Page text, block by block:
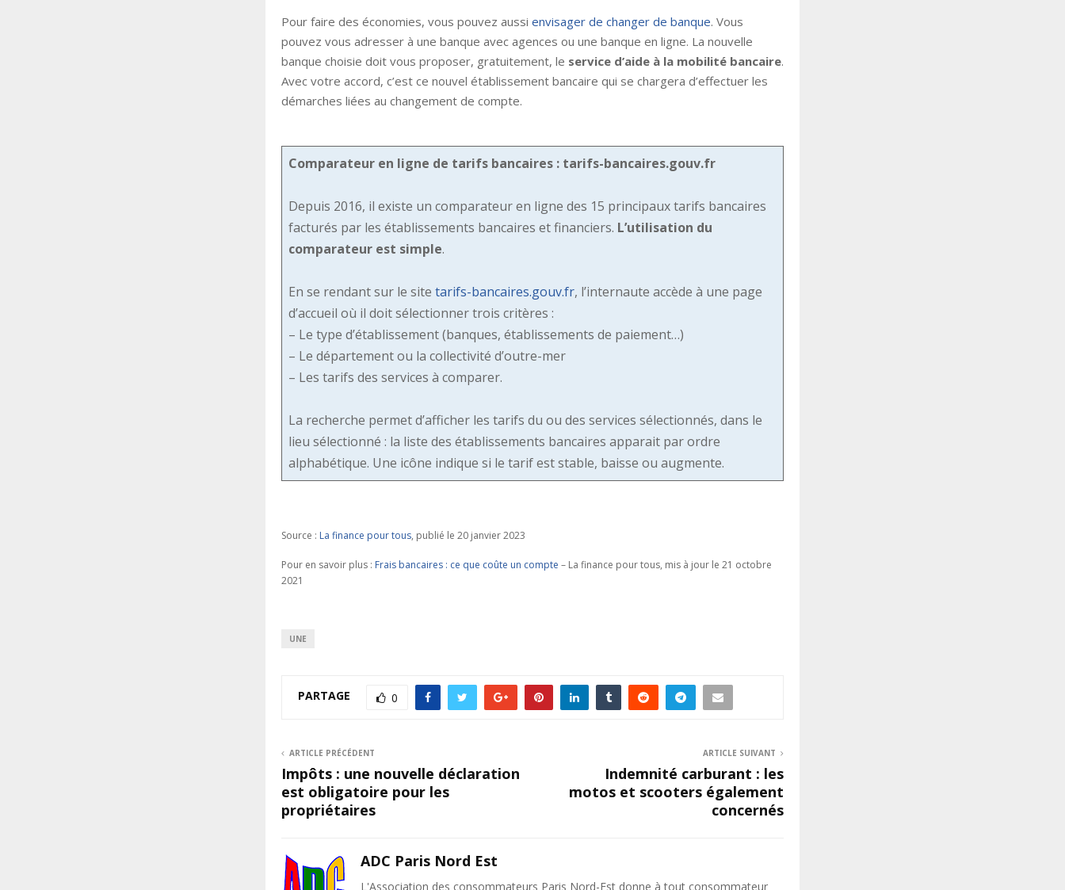
Pour faire des économies, vous pouvez aussi envisager de changer de banque. Vous
pouvez vous adresser à une banque avec agences ou une banque en ligne. La nouvelle
banque choisie doit vous proposer, gratuitement, le service d’aide à la mobilité bancaire.
Avec votre accord, c’est ce nouvel établissement bancaire qui se chargera d’effectuer les
démarches liées au changement de compte.
Comparateur en ligne de tarifs bancaires : tarifs-bancaires.gouv.fr
Depuis 2016, il existe un comparateur en ligne des 15 principaux tarifs bancaires
facturés par les établissements bancaires et financiers. L’utilisation du
comparateur est simple.
En se rendant sur le site tarifs-bancaires.gouv.fr, l’internaute accède à une page
d’accueil où il doit sélectionner trois critères :
– Le type d’établissement (banques, établissements de paiement…)
– Le département ou la collectivité d’outre-mer
– Les tarifs des services à comparer.
La recherche permet d’afficher les tarifs du ou des services sélectionnés, dans le
lieu sélectionné : la liste des établissements bancaires apparait par ordre
alphabétique. Une icône indique si le tarif est stable, baisse ou augmente.
Source : La finance pour tous, publié le 20 janvier 2023
Pour en savoir plus : Frais bancaires : ce que coûte un compte – La finance pour tous, mis à jour le 21 octobre
2021
UNE
PARTAGE 0
ARTICLE PRÉCÉDENT
Impôts : une nouvelle déclaration
est obligatoire pour les
propriétaires
ARTICLE SUIVANT
Indemnité carburant : les
motos et scooters également
concernés
ADC Paris Nord Est
L'Association des consommateurs Paris Nord-Est donne à tout consommateur